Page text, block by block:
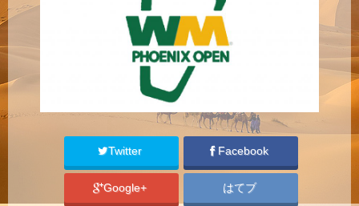
Twitter Facebook
Google+ はてブ